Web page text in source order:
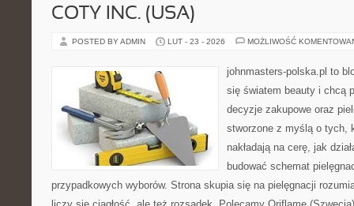
COTY INC. (USA)
POSTED BY ADMIN LUT - 23 - 2026 MOŻLIWOŚĆ
johnmasters-polska.pl to
się światem beauty i chcą
decyzje zakupowe oraz
stworzone z myślą o tych,
nakładają na cerę, jak
budować schemat
przypadkowych wyborów. Strona skupia się na pielęgnacji